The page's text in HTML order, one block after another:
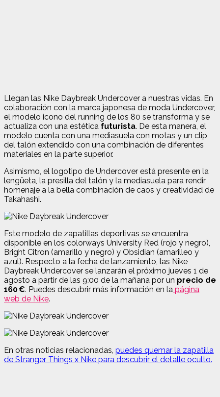
Llegan las Nike Daybreak Undercover a nuestras vidas. En
colaboración con la marca japonesa de moda Undercover,
el modelo icono del running de los 80 se transforma y se
actualiza con una estética futurista. De esta manera, el
modelo cuenta con una mediasuela con motas y un clip
del talón extendido con una combinación de diferentes
materiales en la parte superior.
Asimismo, el logotipo de Undercover está presente en la
lengüeta, la presilla del talón y la mediasuela para rendir
homenaje a la bella combinación de caos y creatividad de
Takahashi.
Este modelo de zapatillas deportivas se encuentra
disponible en los colorways University Red (rojo y negro),
Bright Citron (amarillo y negro) y Obsidian (amarilleo y
azul). Respecto a la fecha de lanzamiento, las Nike
Daybreak Undercover se lanzarán el próximo jueves 1 de
agosto a partir de las 9:00 de la mañana por un precio de
160 €. Puedes descubrir más información en la página
web de Nike.
En otras noticias relacionadas, puedes quemar la zapatilla
de Stranger Things x Nike para descubrir el detalle oculto.